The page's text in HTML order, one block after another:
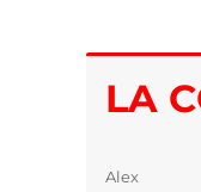
LA
Auteur
Alex